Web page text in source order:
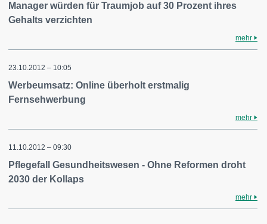
Manager würden für Traumjob auf 30 Prozent ihres
Gehalts verzichten
mehr
23.10.2012 – 10:05
Werbeumsatz: Online überholt erstmalig
Fernsehwerbung
mehr
11.10.2012 – 09:30
Pflegefall Gesundheitswesen - Ohne Reformen droht
2030 der Kollaps
mehr